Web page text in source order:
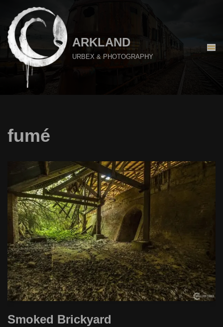
Aller
au
contenu
ARKLAND
URBEX & PHOTOGRAPHY
fumé
Smoked Brickyard